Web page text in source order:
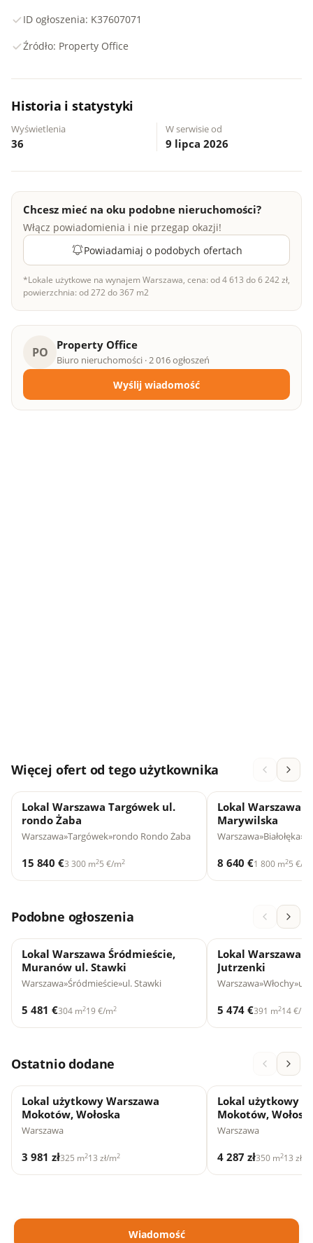
ID ogłoszenia: K37607071
Źródło: Property Office
Historia i statystyki
Wyświetlenia
36
W serwisie od
9 lipca 2026
Chcesz mieć na oku podobne nieruchomości?
Włącz powiadomienia i nie przegap okazji!
Powiadamiaj o podobych ofertach
*Lokale użytkowe na wynajem Warszawa, cena: od 4 613 do 6 242 zł,
powierzchnia: od 272 do 367 m2
PO
Property Office
Biuro nieruchomości · 2 016 ogłoszeń
Wyślij wiadomość
Więcej ofert od tego użytkownika
Lokal Warszawa Targówek ul.
rondo Żaba
Warszawa»Targówek»rondo Rondo Żaba
15 840 €3 300 m25 €/m2
Lokal Warszawa
Marywilska
Warszawa»Białołęka»
8 640 €1 800 m25 €/m
Podobne ogłoszenia
Lokal Warszawa Śródmieście,
Muranów ul. Stawki
Warszawa»Śródmieście»ul. Stawki
5 481 €304 m219 €/m2
Lokal Warszawa
Jutrzenki
Warszawa»Włochy»ul.
5 474 €391 m214 €/m
Ostatnio dodane
Lokal użytkowy Warszawa
Mokotów, Wołoska
Warszawa
3 981 zł325 m213 zł/m2
Lokal użytkowy
Mokotów,
Warszawa
4 287 zł350 m213 zł/m
Wiadomość